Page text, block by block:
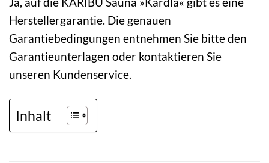
Herstellergarantie. Die genauen
Garantiebedingungen entnehmen Sie bitte den
Garantieunterlagen oder kontaktieren Sie
unseren Kundenservice.
Inhalt